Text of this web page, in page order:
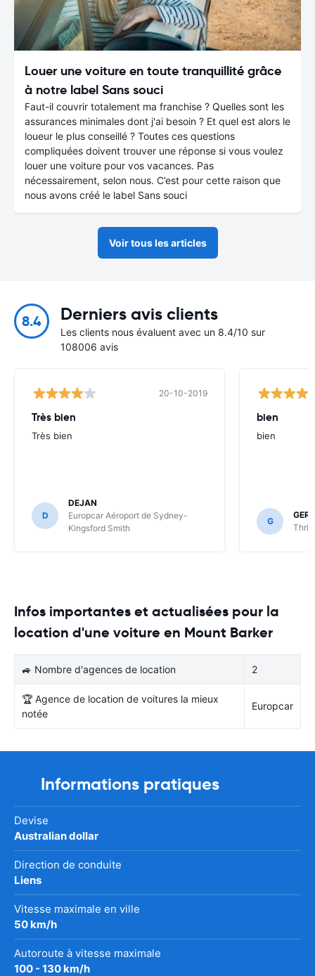
Louer une voiture en toute tranquillité grâce
à notre label Sans souci
Faut-il couvrir totalement ma franchise ? Quelles sont les
assurances minimales dont j'ai besoin ? Et quel est alors le
loueur le plus conseillé ? Toutes ces questions
compliquées doivent trouver une réponse si vous voulez
louer une voiture pour vos vacances. Pas
nécessairement, selon nous. C’est pour cette raison que
nous avons créé le label Sans souci
Voir tous les articles
8.4 Derniers avis clients
Les clients nous évaluent avec un 8.4/10 sur
108006 avis
20-10-2019
Très bien
Très bien
D
DEJAN
Europcar Aéroport de Sydney-
Kingsford Smith
bien
bien
G
Infos importantes et actualisées pour la
location d'une voiture en Mount Barker
🚙 Nombre d'agences de location 2
🏆 Agence de location de voitures la mieux
notée
Europcar
Informations pratiques
Devise
Australian dollar
Direction de conduite
Liens
Vitesse maximale en ville
50 km/h
Autoroute à vitesse maximale
100 - 130 km/h